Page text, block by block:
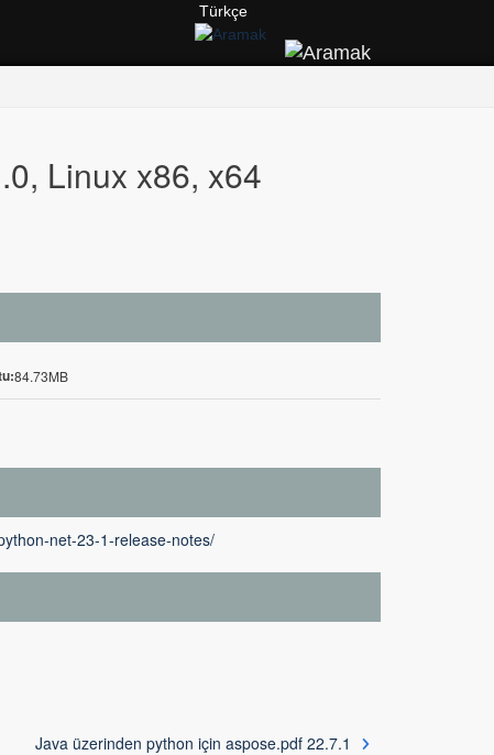
Türkçe
Linux x86, x64
84.73MB
net-23-1-release-notes/
Java üzerinden python için aspose.pdf 22.7.1